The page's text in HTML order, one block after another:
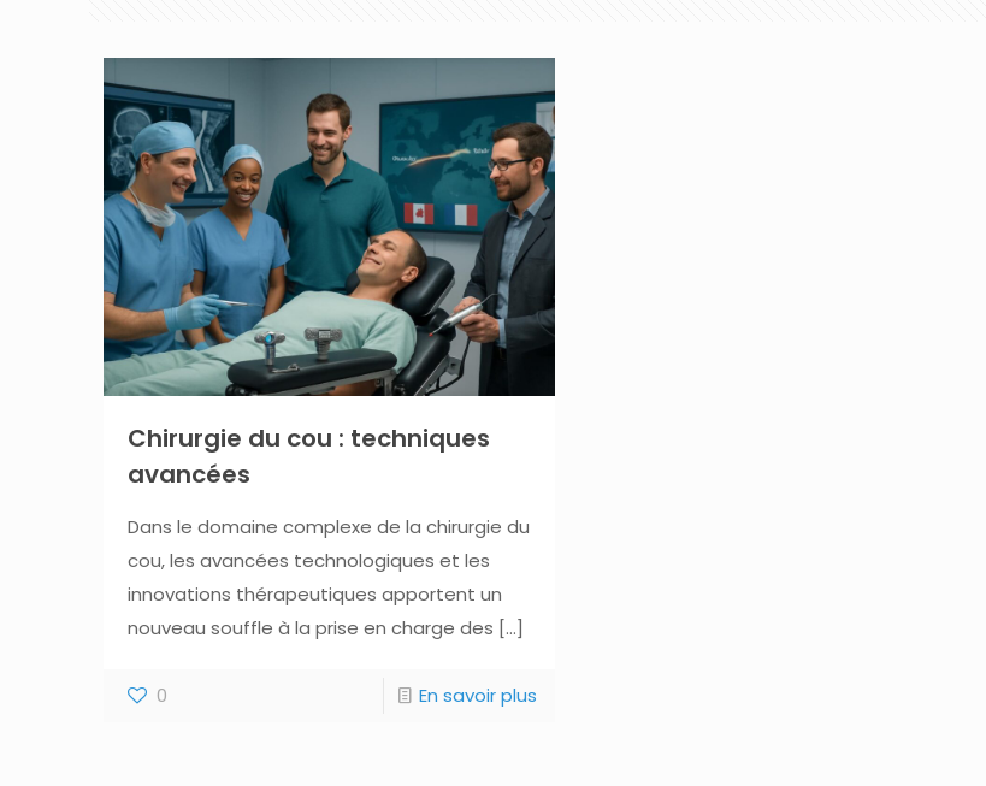
Chirurgie du cou : techniques
avancées
Dans le domaine complexe de la chirurgie du
cou, les avancées technologiques et les
innovations thérapeutiques apportent un
nouveau souffle à la prise en charge des […]
0 En savoir plus